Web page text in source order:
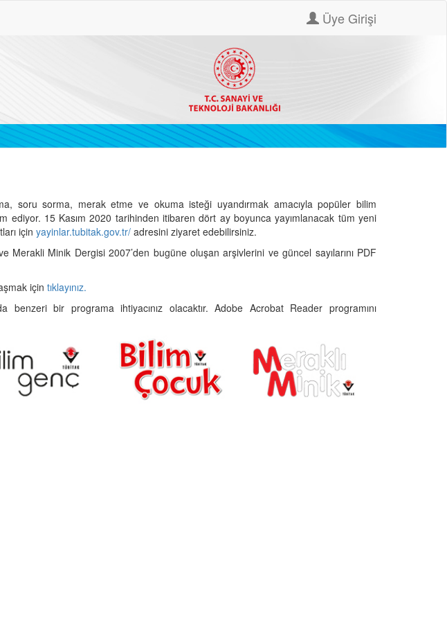
Üye Girişi
soru sorma, merak etme ve okuma isteği uyandırmak amacıyla popüler bilim
ediyor. 15 Kasım 2020 tarihinden itibaren dört ay boyunca yayımlanacak tüm yeni
için yayinlar.tubitak.gov.tr/ adresini ziyaret edebilirsiniz.
Minik Dergisi 2007’den bugüne oluşan arşivlerini ve güncel sayılarını PDF
için tıklayınız.
bir programa ihtiyacınız olacaktır. Adobe Acrobat Reader programını